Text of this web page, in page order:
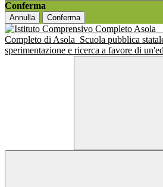
Conferma
Annulla Conferma
Completo di Asola Scuola pubblica
sperimentazione e ricerca a favore di